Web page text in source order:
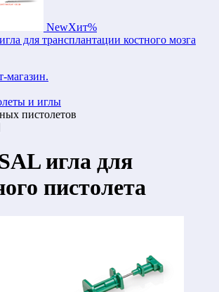
NewХит%
для трансплантации костного мозга
магазин.
и иглы
пистолетов
игла для
пистолета